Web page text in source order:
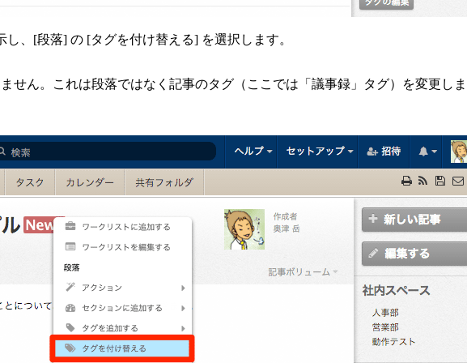
、[段落] の [タグを付け替える] を選択します。
せん。これは段落ではなく記事のタグ（ここでは「議事録」タグ）を変更し